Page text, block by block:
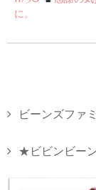
に。
ビーンズファ
★ビビンビー